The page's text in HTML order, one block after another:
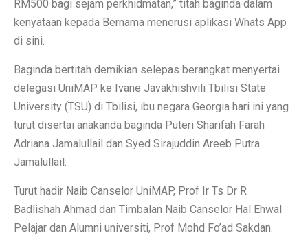
RM500 bagi sejam perkhidmatan,” titah baginda dalam
kenyataan kepada Bernama menerusi aplikasi Whats App
di sini.
Baginda bertitah demikian selepas berangkat menyertai
delegasi UniMAP ke Ivane Javakhishvili Tbilisi State
University (TSU) di Tbilisi, ibu negara Georgia hari ini yang
turut disertai anakanda baginda Puteri Sharifah Farah
Adriana Jamalullail dan Syed Sirajuddin Areeb Putra
Jamalullail.
Turut hadir Naib Canselor UniMAP, Prof Ir Ts Dr R
Badlishah Ahmad dan Timbalan Naib Canselor Hal Ehwal
Pelajar dan Alumni universiti, Prof Mohd Fo’ad Sakdan.